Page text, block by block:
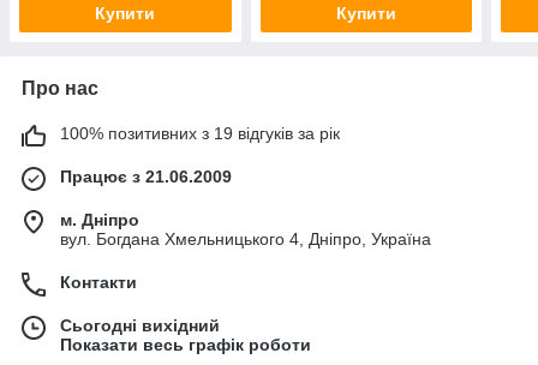
Купити Купити
Про нас
100% позитивних з 19 відгуків за рік
Працює з 21.06.2009
м. Дніпро
вул. Богдана Хмельницького 4, Дніпро, Україна
Контакти
Сьогодні вихідний
Показати весь графік роботи